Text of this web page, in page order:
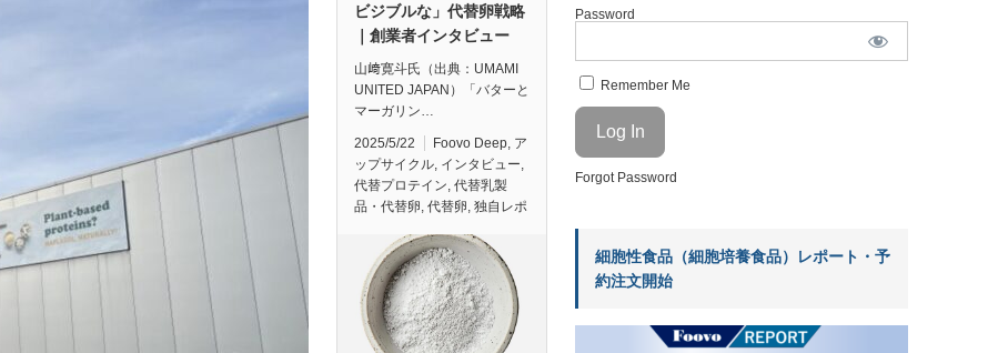
ビジブルな」代替卵戦略
｜創業者インタビュー
山﨑寛斗氏（出典：UMAMI
UNITED JAPAN）「バターと
マーガリン…
2025/5/22 Foovo Deep, ア
ップサイクル, インタビュー,
代替プロテイン, 代替乳製
品・代替卵, 代替卵, 独自レポ
Password
Remember Me
Forgot Password
細胞性食品（細胞培養食品）レポート・予
約注文開始